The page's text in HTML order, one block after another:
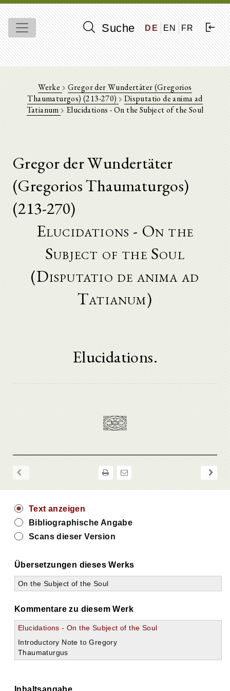
Suche DE EN FR
Werke
Gregor der Wundertäter (Gregorios
Thaumaturgos) (213-270)
Disputatio de anima ad
Tatianum Elucidations - On the Subject of the Soul
Gregor der Wundertäter
(Gregorios Thaumaturgos)
(213-270)
Elucidations - On the
Subject of the Soul
(Disputatio de anima ad
Tatianum)
Elucidations.
Text anzeigen
Bibliographische Angabe
Scans dieser Version
Übersetzungen dieses Werks
On the Subject of the Soul
Kommentare zu diesem Werk
Elucidations - On the Subject of the Soul
Introductory Note to Gregory
Thaumaturgus